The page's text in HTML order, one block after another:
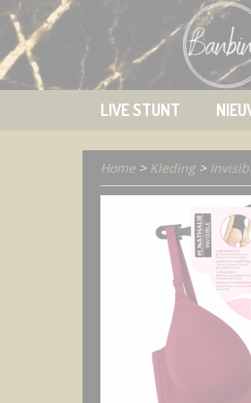
LIVE STUNT
Home > Kleding>